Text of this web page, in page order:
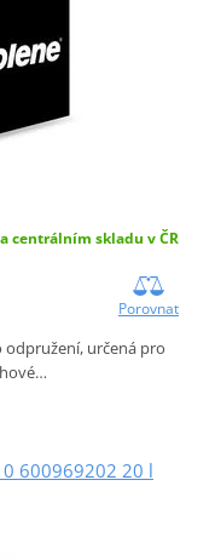
centrálním skladu v ČR
Porovnat
odpružení, určená pro
600969202 20 l